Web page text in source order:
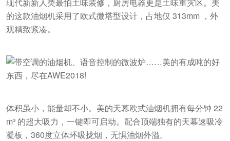
的这款油烟机采用了欧式微塔型设计，占地仅 313mm ，外
观精致紧凑。
体积虽小，能量却不小。美的天幕欧式油烟机拥有每分钟 22
m³ 的超大吸力，一键即可启动。配合顶端独有的天幕速吸冷
凝板，360度立体环吸拢烟，无惧油烟外溢。